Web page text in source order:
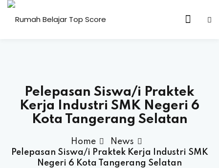
Pelepasan Siswa/i Praktek
Kerja Industri SMK Negeri 6
Kota Tangerang Selatan
Home
News
Pelepasan Siswa/i Praktek Kerja Industri SMK
Negeri 6 Kota Tangerang Selatan